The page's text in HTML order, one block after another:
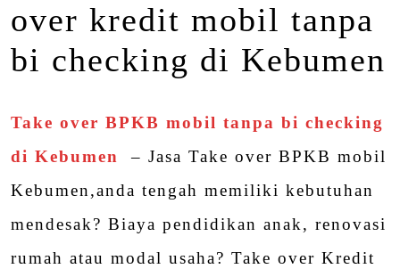
over kredit mobil tanpa
bi checking di Kebumen
Take over BPKB mobil tanpa bi checking
di Kebumen
– Jasa Take over BPKB mobil
Kebumen,anda tengah memiliki kebutuhan
mendesak? Biaya pendidikan anak, renovasi
rumah atau modal usaha? Take over Kredit